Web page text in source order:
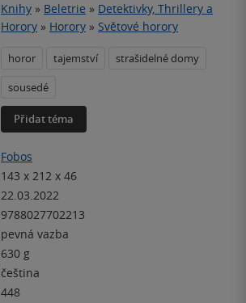
Knihy » Beletrie » Detektivky, Thrillery a
Horory » Horory » Světové horory
horor tajemství
strašidelné domy
sousedé
Přidat téma
Fobos
143 x 212 x 46
22.03.2022
9788027702213
pevná vazba
630 g
čeština
448